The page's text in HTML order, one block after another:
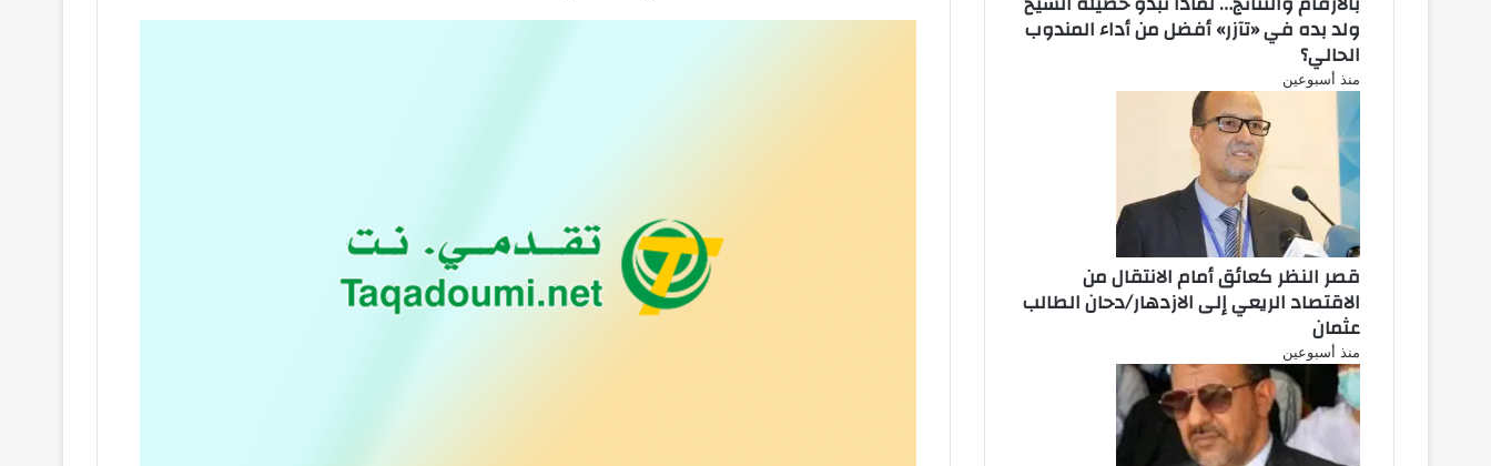
ولد بده في «تآزر» أفضل من أداء المندوب
الحالي؟
منذ أسبوعين
قصر النظر كعائق أمام الانتقال من
الاقتصاد الريعي إلى الازدهار/دحان الطالب
عثمان
منذ أسبوعين